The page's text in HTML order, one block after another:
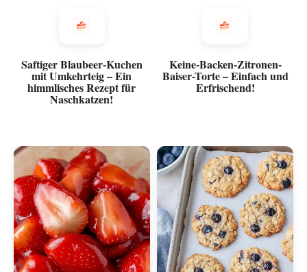
Saftiger Blaubeer-Kuchen
mit Umkehrteig – Ein
himmlisches Rezept für
Naschkatzen!
Keine-Backen-Zitronen-
Baiser-Torte – Einfach und
Erfrischend!